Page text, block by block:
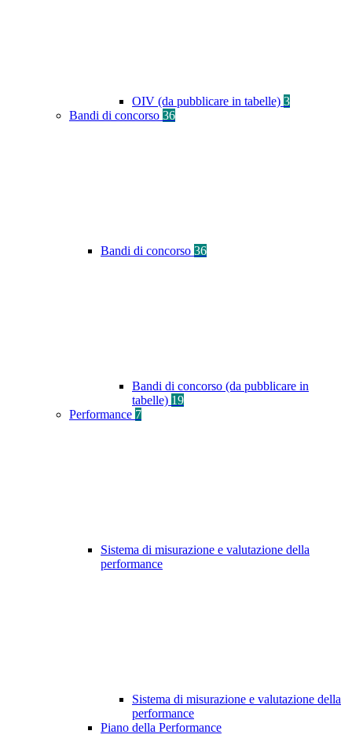
OIV (da pubblicare in tabelle) 3
Bandi di concorso 36
Bandi di concorso 36
Bandi di concorso (da pubblicare in
tabelle) 19
Performance 7
Sistema di misurazione e valutazione della
performance
Sistema di misurazione e valutazione della
performance
Piano della Performance